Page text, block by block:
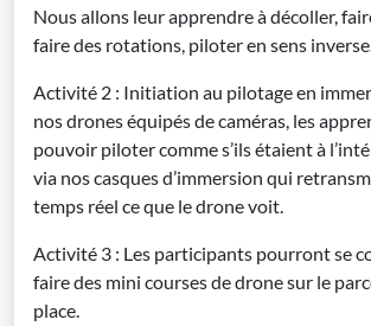
Nous allons leur apprendre à décoller,
faire des rotations, piloter en sens
Activité 2 : Initiation au pilotage en
nos drones équipés de caméras, les
pouvoir piloter comme s’ils étaient à
via nos casques d’immersion qui
temps réel ce que le drone voit.
Activité 3 : Les participants pourront se
faire des mini courses de drone sur le
place.